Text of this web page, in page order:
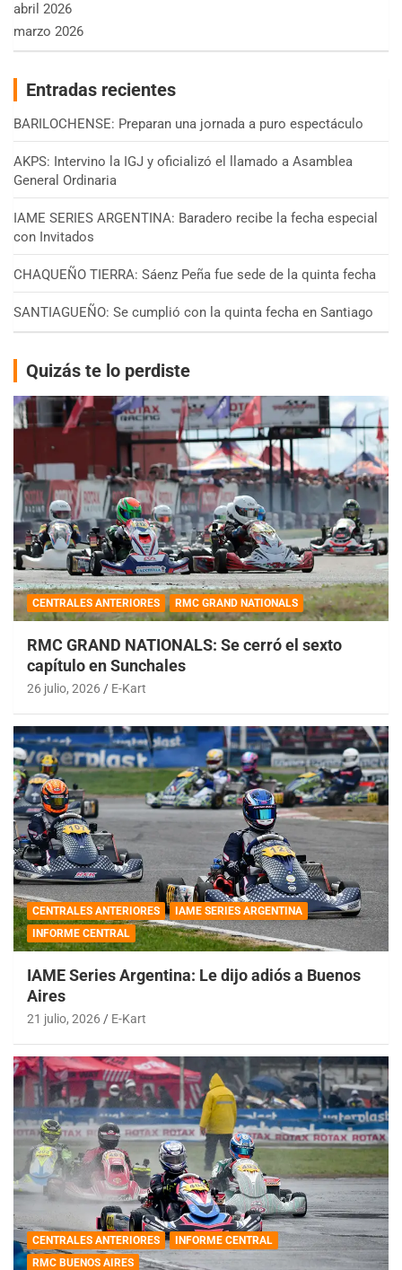
abril 2026
marzo 2026
Entradas recientes
BARILOCHENSE: Preparan una jornada a puro espectáculo
AKPS: Intervino la IGJ y oficializó el llamado a Asamblea
General Ordinaria
IAME SERIES ARGENTINA: Baradero recibe la fecha especial
con Invitados
CHAQUEÑO TIERRA: Sáenz Peña fue sede de la quinta fecha
SANTIAGUEÑO: Se cumplió con la quinta fecha en Santiago
Quizás te lo perdiste
CENTRALES ANTERIORES RMC GRAND NATIONALS
RMC GRAND NATIONALS: Se cerró el sexto
capítulo en Sunchales
26 julio, 2026 E-Kart
CENTRALES ANTERIORES
IAME SERIES ARGENTINA
INFORME CENTRAL
IAME Series Argentina: Le dijo adiós a Buenos
Aires
21 julio, 2026 E-Kart
CENTRALES ANTERIORES
INFORME CENTRAL
RMC BUENOS AIRES